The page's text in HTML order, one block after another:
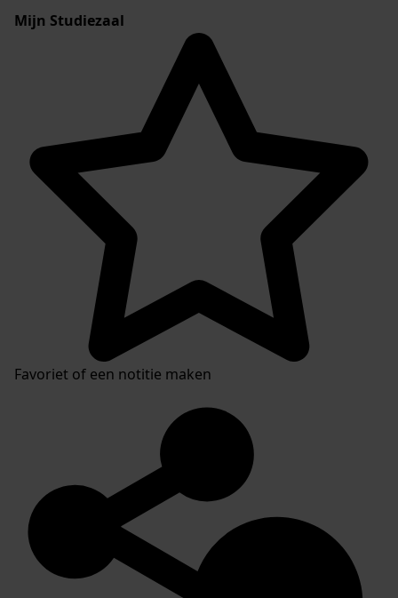
Mijn Studiezaal
Favoriet of een notitie maken